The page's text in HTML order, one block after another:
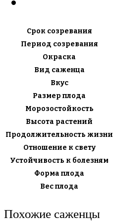
Срок созревания
Период созревания
Окраска
Вид саженца
Вкус
Размер плода
Морозостойкость
Высота растений
Продолжительность жизни
Отношение к свету
Устойчивость к болезням
Форма плода
Вес плода
Похожие саженцы